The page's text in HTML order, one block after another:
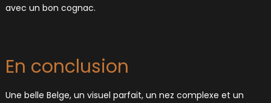
avec un bon cognac.
En conclusion
Une belle Belge, un visuel parfait, un nez complexe et un